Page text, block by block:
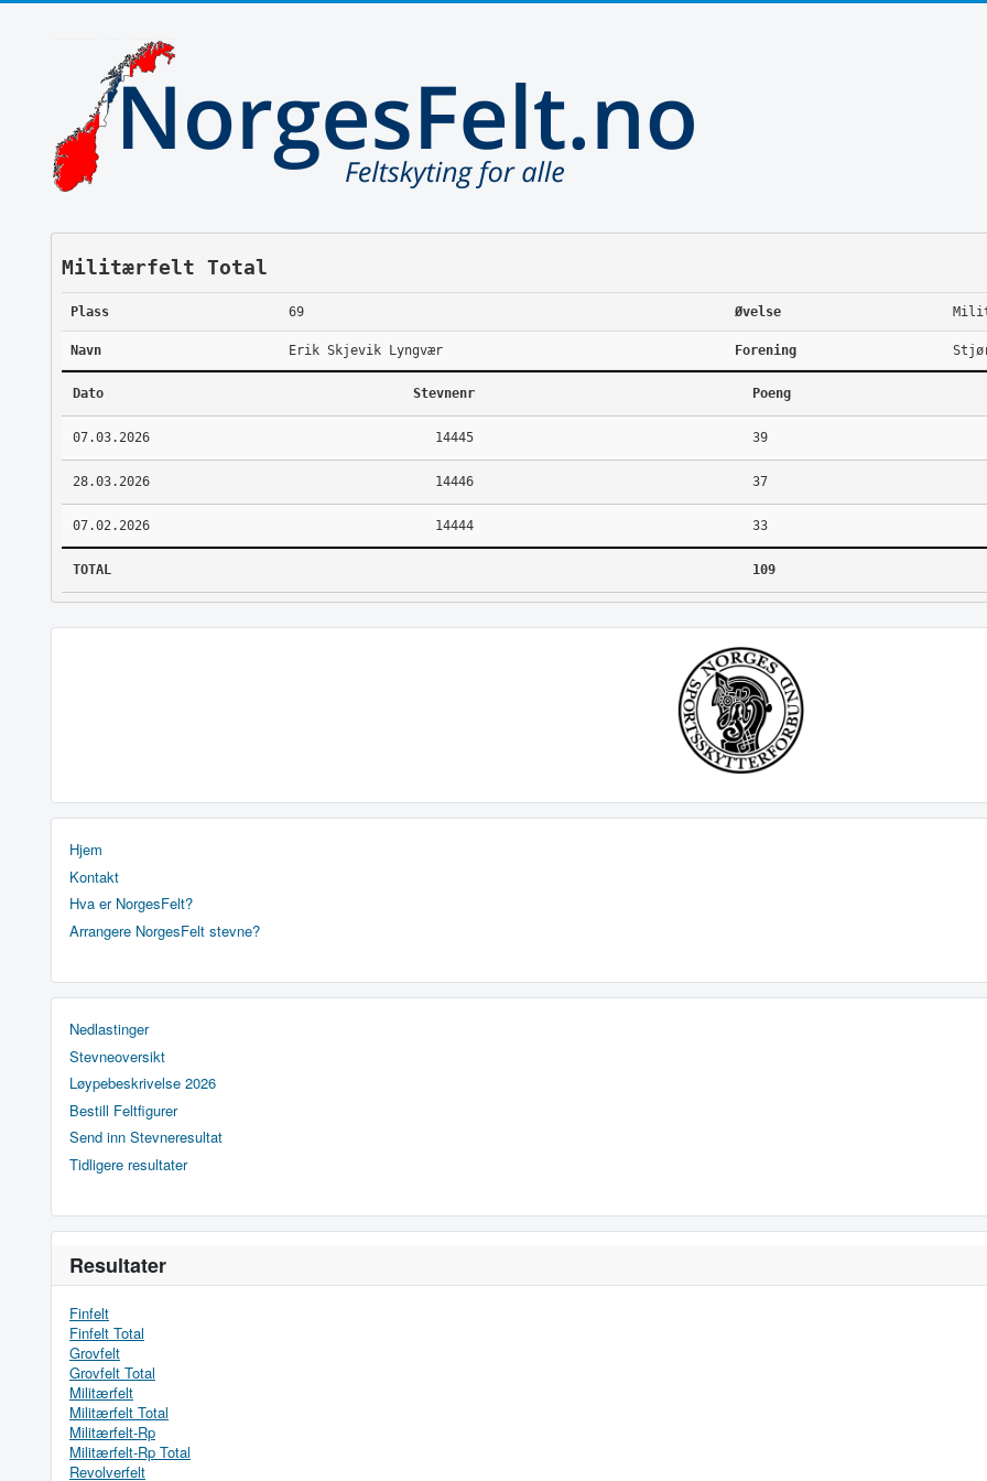
Militærfelt Total
Plass 69 Øvelse
Navn Erik Skjevik Lyngvær Forening
Dato Stevnenr Poeng
07.03.2026 14445 39
28.03.2026 14446 37
07.02.2026 14444 33
TOTAL 109
Hjem
Kontakt
Hva er NorgesFelt?
Arrangere NorgesFelt stevne?
Nedlastinger
Stevneoversikt
Løypebeskrivelse 2026
Bestill Feltfigurer
Send inn Stevneresultat
Tidligere resultater
Resultater
Finfelt
Finfelt Total
Grovfelt
Grovfelt Total
Militærfelt
Militærfelt Total
Militærfelt-Rp
Militærfelt-Rp Total
Revolverfelt